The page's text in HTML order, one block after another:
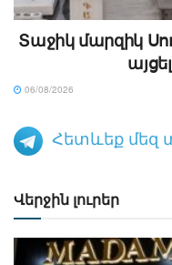
Տաջիկ մարզիկ
06/08/2026
Հետևեք մեզ
Վերջին լուրեր